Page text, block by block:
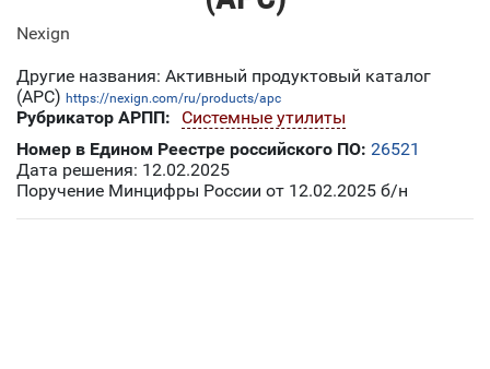
Nexign
Другие названия: Активный продуктовый каталог
(APC) https://nexign.com/ru/products/apc
Рубрикатор АРПП:
Системные утилиты
Номер в Едином Реестре российского ПО: 26521
Дата решения: 12.02.2025
Поручение Минцифры России от 12.02.2025 б/н